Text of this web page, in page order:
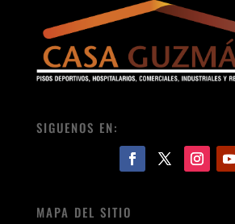
SIGUENOS EN:
MAPA DEL SITIO